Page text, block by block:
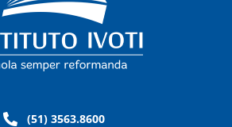
(51) 3563.8600